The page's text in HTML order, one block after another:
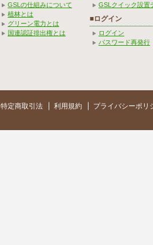
GSLの仕組みについて
植林とは
グリーン電力とは
国連認証排出権とは
GSLクイック設置
■ログイン
ログイン
パスワード再発行
特定商取引法 利用規約 プライバシーポリ